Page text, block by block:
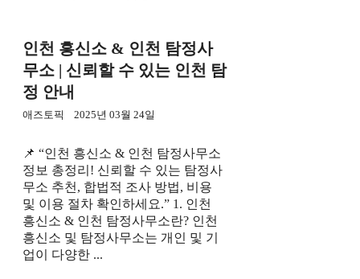
인천 흥신소 & 인천 탐정사
무소 | 신뢰할 수 있는 인천 탐
정 안내
애즈토픽 2025년 03월 24일
📌 “인천 흥신소 & 인천 탐정사무소
정보 총정리! 신뢰할 수 있는 탐정사
무소 추천, 합법적 조사 방법, 비용
및 이용 절차 확인하세요.” 1. 인천
흥신소 & 인천 탐정사무소란? 인천
흥신소 및 탐정사무소는 개인 및 기
업이 다양한 ...